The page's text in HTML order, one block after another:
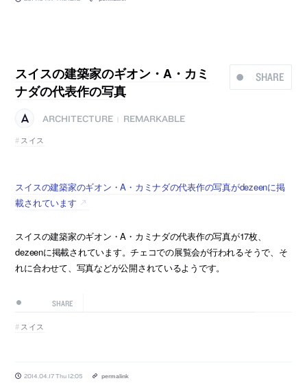
SHARE
スイスの建築家のギオン・A・カミ
ナダの代表作の写真
ARCHITECTURE
REMARKABLE
スイス
スイスの建築家のギオン・A・カミナダの代表作の写真がdezeenに掲
載されています
スイスの建築家のギオン・A・カミナダの代表作の写真が17枚、
dezeenに掲載されています。チェコでの展覧会が行われるそうで、そ
れに合わせて、写真などが公開されているようです。
SHARE
スイス
2014.04.17 Thu 12:05 permalink